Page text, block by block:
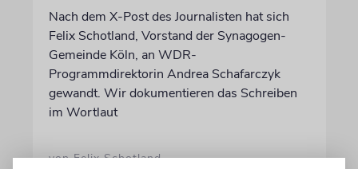
Nach dem X-Post des Journalisten hat sich
Felix Schotland, Vorstand der Synagogen-
Gemeinde Köln, an WDR-
Programmdirektorin Andrea Schafarczyk
gewandt. Wir dokumentieren das Schreiben
im Wortlaut
von Felix Schotland